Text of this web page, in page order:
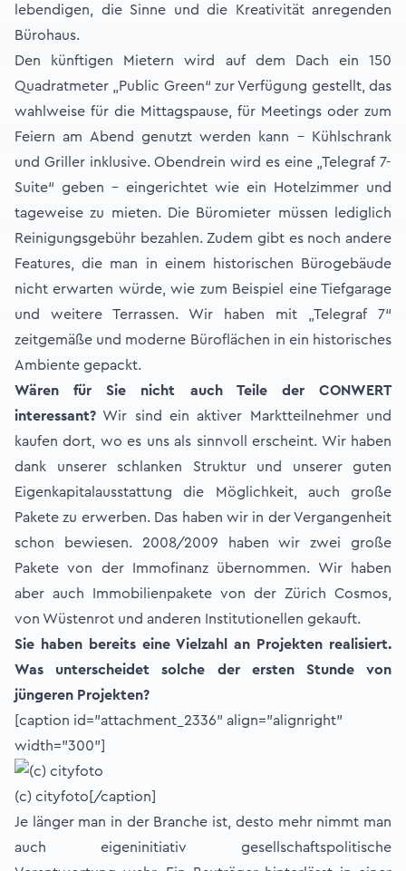
lebendigen, die Sinne und die Kreativität anregenden
Bürohaus.
Den künftigen Mietern wird auf dem Dach ein 150
Quadratmeter „Public Green“ zur Verfügung gestellt, das
wahlweise für die Mittagspause, für Meetings oder zum
Feiern am Abend genutzt werden kann - Kühlschrank
und Griller inklusive. Obendrein wird es eine „Telegraf 7-
Suite“ geben - eingerichtet wie ein Hotelzimmer und
tageweise zu mieten. Die Büromieter müssen lediglich
Reinigungsgebühr bezahlen. Zudem gibt es noch andere
Features, die man in einem historischen Bürogebäude
nicht erwarten würde, wie zum Beispiel eine Tiefgarage
und weitere Terrassen. Wir haben mit „Telegraf 7“
zeitgemäße und moderne Büroflächen in ein historisches
Ambiente gepackt.
Wären für Sie nicht auch Teile der CONWERT
interessant? Wir sind ein aktiver Marktteilnehmer und
kaufen dort, wo es uns als sinnvoll erscheint. Wir haben
dank unserer schlanken Struktur und unserer guten
Eigenkapitalausstattung die Möglichkeit, auch große
Pakete zu erwerben. Das haben wir in der Vergangenheit
schon bewiesen. 2008/2009 haben wir zwei große
Pakete von der Immofinanz übernommen. Wir haben
aber auch Immobilienpakete von der Zürich Cosmos,
von Wüstenrot und anderen Institutionellen gekauft.
Sie haben bereits eine Vielzahl an Projekten realisiert.
Was unterscheidet solche der ersten Stunde von
jüngeren Projekten?
[caption id="attachment_2336" align="alignright"
width="300"]
(c) cityfoto[/caption]
Je länger man in der Branche ist, desto mehr nimmt man
auch eigeninitiativ gesellschaftspolitische